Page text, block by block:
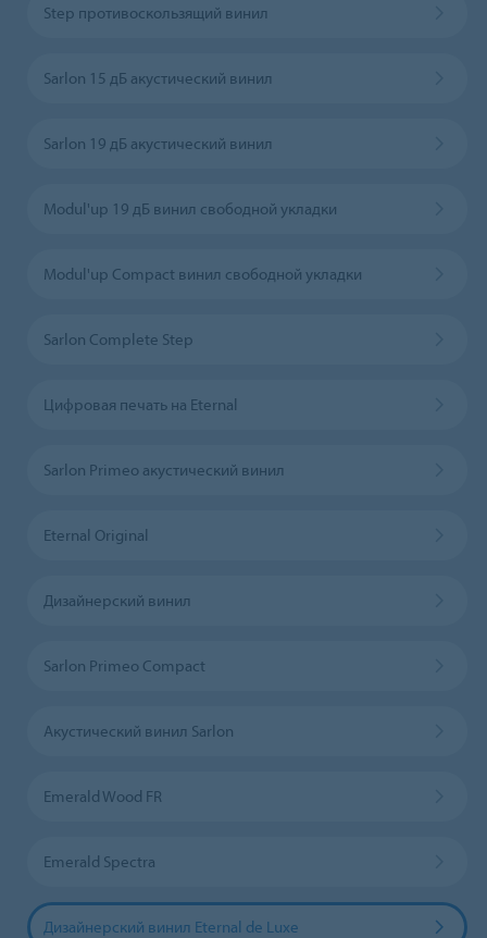
Step противоскользящий винил
Sarlon 15 дБ акустический винил
Sarlon 19 дБ акустический винил
Modul'up 19 дБ винил свободной укладки
Modul'up Compact винил свободной укладки
Sarlon Complete Step
Цифровая печать на Eternal
Sarlon Primeo акустический винил
Eternal Original
Дизайнерский винил
Sarlon Primeo Compact
Акустический винил Sarlon
Emerald Wood FR
Emerald Spectra
Дизайнерский винил Eternal de Luxe